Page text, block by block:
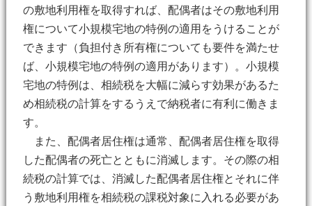
の敷地利用権を取得すれば、配偶者はその敷地利用
権について小規模宅地の特例の適用をうけることが
できます（負担付き所有権についても要件を満たせ
ば、小規模宅地の特例の適用があります）。小規模
宅地の特例は、相続税を大幅に減らす効果があるた
め相続税の計算をするうえで納税者に有利に働きま
す。
また、配偶者居住権は通常、配偶者居住権を取得
した配偶者の死亡とともに消滅します。その際の相
続税の計算では、消滅した配偶者居住権とそれに伴
う敷地利用権を相続税の課税対象に入れる必要があ